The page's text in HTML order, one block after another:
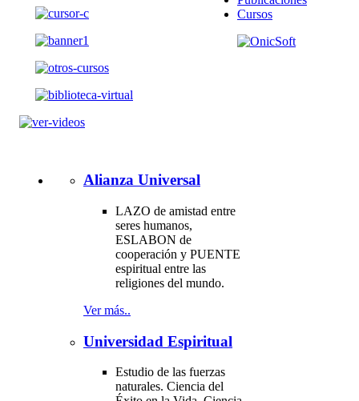
Alianza Universal
LAZO de amistad entre
seres humanos,
ESLABON de
cooperación y PUENTE
espiritual entre las
religiones del mundo.
Ver más..
Universidad Espiritual
Estudio de las fuerzas
naturales. Ciencia del
Cursos